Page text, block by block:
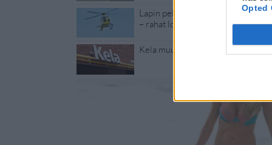
Opted
Lapin pelastushelikopteri Aslakin
– rahat loppuivat
Kela muuttaa terapiakäytäntöä